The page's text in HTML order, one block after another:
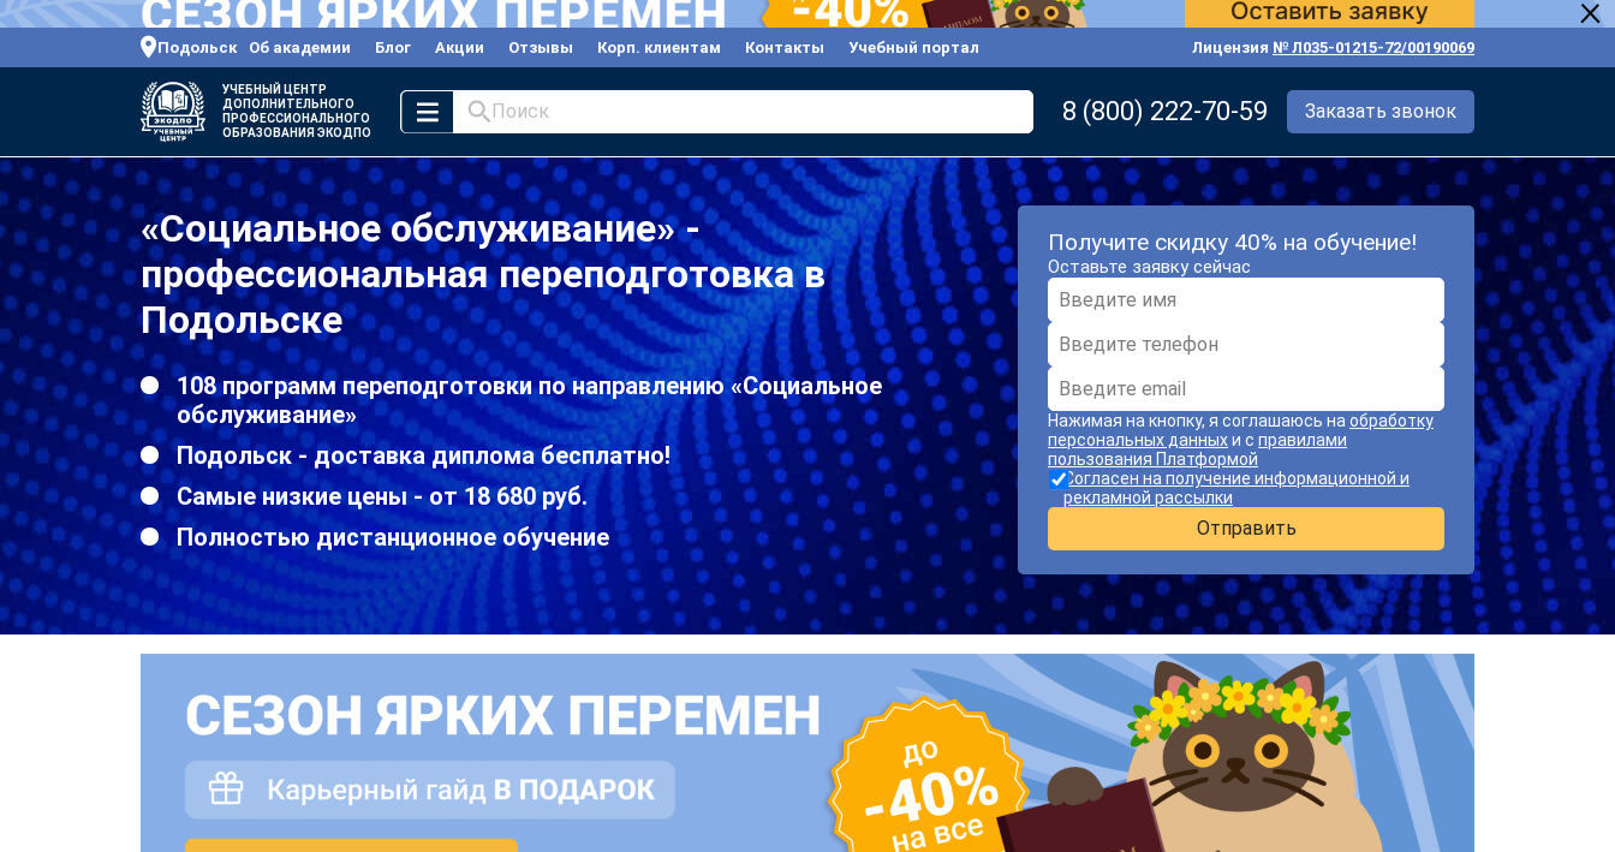
Подольск Об академии Блог Акции Отзывы Корп. клиентам Контакты Учебный портал Лицензия № Л035-01215-72/00190069
УЧЕБНЫЙ ЦЕНТР
ДОПОЛНИТЕЛЬНОГО
ПРОФЕССИОНАЛЬНОГО
ОБРАЗОВАНИЯ ЭКОДПО
Поиск 8 (800) 222-70-59 Заказать звонок
«Социальное обслуживание» -
профессиональная переподготовка в
Подольске
108 программ переподготовки по направлению «Социальное
обслуживание»
Подольск - доставка диплома бесплатно!
Самые низкие цены - от 18 680 руб.
Полностью дистанционное обучение
Получите скидку 40% на обучение!
Оставьте заявку сейчас
Нажимая на кнопку, я соглашаюсь на обработку
персональных данныхи с правилами
пользования Платформой
Согласен на получение информационной и
рекламной рассылки
Отправить